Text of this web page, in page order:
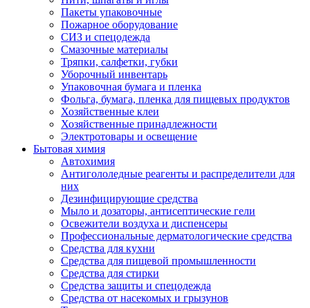
Пакеты упаковочные
Пожарное оборудование
СИЗ и спецодежда
Смазочные материалы
Тряпки, салфетки, губки
Уборочный инвентарь
Упаковочная бумага и пленка
Фольга, бумага, пленка для пищевых продуктов
Хозяйственные клеи
Хозяйственные принадлежности
Электротовары и освещение
Бытовая химия
Автохимия
Антигололедные реагенты и распределители для
них
Дезинфицирующие средства
Мыло и дозаторы, антисептические гели
Освежители воздуха и диспенсеры
Профессиональные дерматологические средства
Средства для кухни
Средства для пищевой промышленности
Средства для стирки
Средства защиты и спецодежда
Средства от насекомых и грызунов